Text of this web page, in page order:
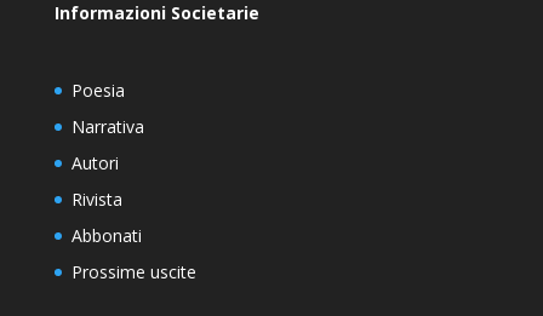
Informazioni Societarie
Poesia
Narrativa
Autori
Rivista
Abbonati
Prossime uscite